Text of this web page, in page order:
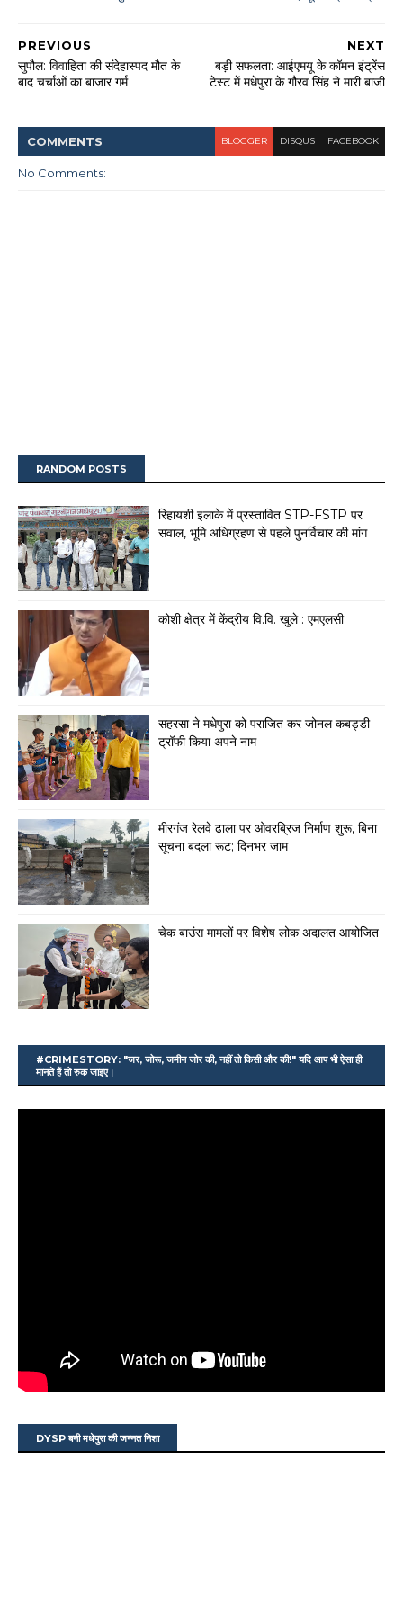
NEXT
बड़ी सफलता: आईएमयू के कॉमन इंट्रेंस
टेस्ट में मधेपुरा के गौरव सिंह ने मारी बाजी
PREVIOUS
सुपौल: विवाहिता की संदेहास्पद मौत के
बाद चर्चाओं का बाजार गर्म
COMMENTS BLOGGER DISQUS FACEBOOK
No Comments:
RANDOM POSTS
रिहायशी इलाके में प्रस्तावित STP-FSTP पर
सवाल, भूमि अधिग्रहण से पहले पुनर्विचार की मांग
कोशी क्षेत्र में केंद्रीय वि.वि. खुले : एमएलसी
सहरसा ने मधेपुरा को पराजित कर जोनल कबड्डी
ट्रॉफी किया अपने नाम
मीरगंज रेलवे ढाला पर ओवरब्रिज निर्माण शुरू, बिना
सूचना बदला रूट; दिनभर जाम
चेक बाउंस मामलों पर विशेष लोक अदालत आयोजित
#CRIMESTORY: "जर, जोरू, जमीन जोर की, नहीं तो किसी और की!" यदि आप भी ऐसा ही
मानते हैं तो रुक जाइए।
DYSP बनी मधेपुरा की जन्नत निशा